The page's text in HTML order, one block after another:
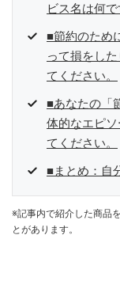
ビス名は何で
■節約のため
って損をし
てください。
■あなたの「
体的なエピ
てください。
■まとめ：自
※記事内で紹介した商品
とがあります。